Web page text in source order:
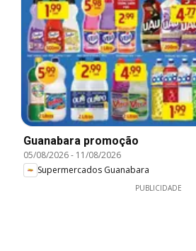
Guanabara promoção
05/08/2026- 11/08/2026
Supermercados Guanabara
PUBLICIDADE